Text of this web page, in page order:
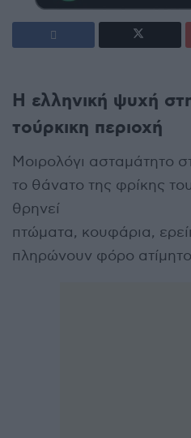
Η ελληνική ψυχή
τούρκικη περιοχή
Μοιρολόγι ασταμάτητο
το θάνατο της φρίκης
θρηνεί
πτώματα, κουφάρια,
πληρώνουν φόρο